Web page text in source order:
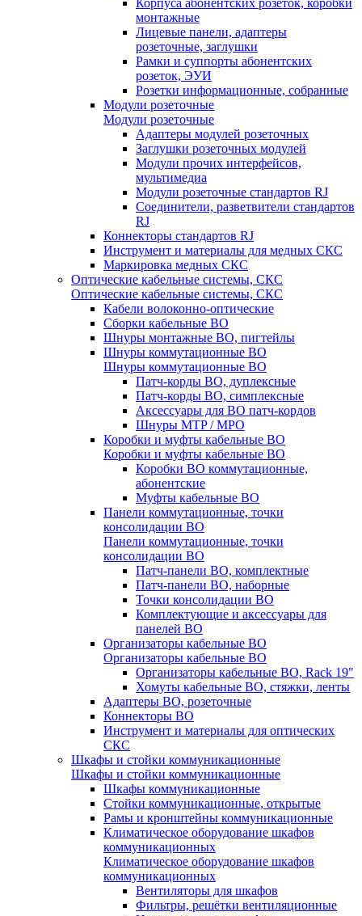
Корпуса абонентских розеток, коробки
монтажные
Лицевые панели, адаптеры
розеточные, заглушки
Рамки и суппорты абонентских
розеток, ЭУИ
Розетки информационные, собранные
Модули розеточные
Модули розеточные
Адаптеры модулей розеточных
Заглушки розеточных модулей
Модули прочих интерфейсов,
мультимедиа
Модули розеточные стандартов RJ
Соединители, разветвители стандартов
RJ
Коннекторы стандартов RJ
Инструмент и материалы для медных СКС
Маркировка медных СКС
Оптические кабельные системы, СКС
Оптические кабельные системы, СКС
Кабели волоконно-оптические
Сборки кабельные ВО
Шнуры монтажные ВО, пигтейлы
Шнуры коммутационные ВО
Шнуры коммутационные ВО
Патч-корды ВО, дуплексные
Патч-корды ВО, симплексные
Аксессуары для ВО патч-кордов
Шнуры MTP / MPO
Коробки и муфты кабельные ВО
Коробки и муфты кабельные ВО
Коробки ВО коммутационные,
абонентские
Муфты кабельные ВО
Панели коммутационные, точки
консолидации ВО
Панели коммутационные, точки
консолидации ВО
Патч-панели ВО, комплектные
Патч-панели ВО, наборные
Точки консолидации ВО
Комплектующие и аксессуары для
панелей ВО
Организаторы кабельные ВО
Организаторы кабельные ВО
Организаторы кабельные ВО, Rack 19"
Хомуты кабельные ВО, стяжки, ленты
Адаптеры ВО, розеточные
Коннекторы ВО
Инструмент и материалы для оптических
СКС
Шкафы и стойки коммуникационные
Шкафы и стойки коммуникационные
Шкафы коммуникационные
Стойки коммуникационные, открытые
Рамы и кронштейны коммуникационные
Климатическое оборудование шкафов
коммуникационных
Климатическое оборудование шкафов
коммуникационных
Вентиляторы для шкафов
Фильтры, решётки вентиляционные